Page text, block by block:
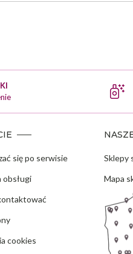
się po serwisie
cookies
Sklepy
Mapa